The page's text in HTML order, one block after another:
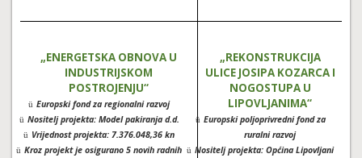
„ENERGETSKA OBNOVA U
INDUSTRIJSKOM
POSTROJENJU“
ü Europski fond za regionalni razvoj
ü Nositelj projekta: Model pakiranja d.d.
ü Vrijednost projekta: 7.376.048,36 kn
ü Kroz projekt je osigurano 5 novih radnih
„REKONSTRUKCIJA
ULICE JOSIPA KOZARCA I
NOGOSTUPA U
LIPOVLJANIMA“
ü Europski poljoprivredni fond za
ruralni razvoj
ü Nositelj projekta: Općina Lipovljani